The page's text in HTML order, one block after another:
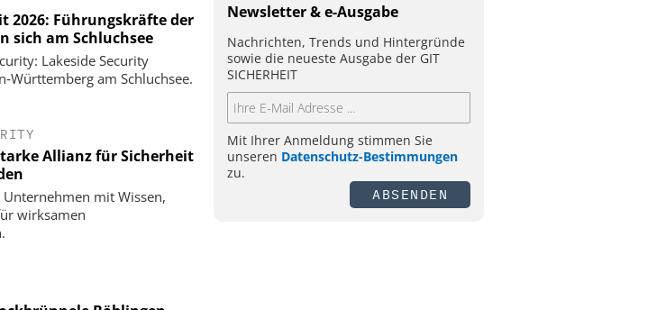
2026: Führungskräfte der
sich am Schluchsee
Lakeside Security
am Schluchsee.
Allianz für Sicherheit
mit Wissen,
wirksamen
Newsletter & e-Ausgabe
Nachrichten, Trends und Hintergründe
sowie die neueste Ausgabe der GIT
SICHERHEIT
Mit Ihrer Anmeldung stimmen Sie
unseren Datenschutz-Bestimmungen
zu.
ABSENDEN